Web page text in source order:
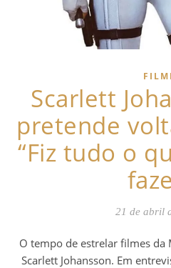
Scarlett
pretende
“Fiz tudo o
21 de abril
O tempo de estrelar filmes da Marvel chegou ao fim para
Scarlett Johansson. Em